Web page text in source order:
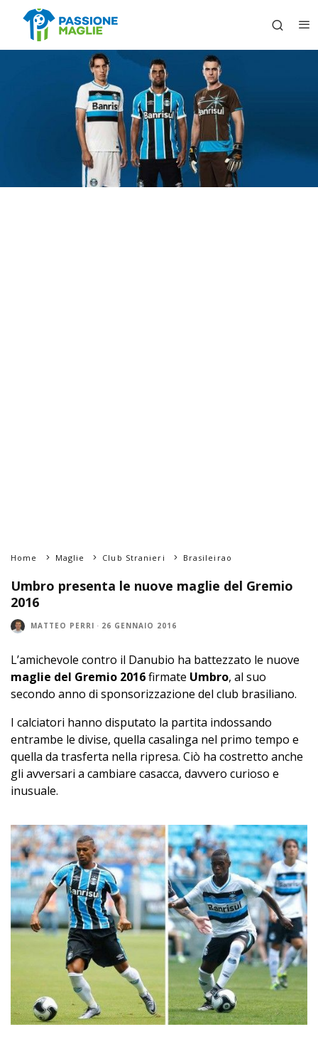
Home Maglie Club Stranieri Brasileirao
Umbro presenta le nuove maglie del Gremio
2016
MATTEO PERRI · 26 GENNAIO 2016
L’amichevole contro il Danubio ha battezzato le nuove
maglie del Gremio 2016firmate Umbro, al suo
secondo anno di sponsorizzazione del club brasiliano.
I calciatori hanno disputato la partita indossando
entrambe le divise, quella casalinga nel primo tempo e
quella da trasferta nella ripresa. Ciò ha costretto anche
gli avversari a cambiare casacca, davvero curioso e
inusuale.